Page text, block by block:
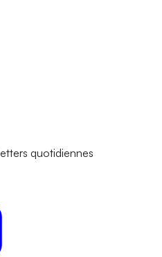
quotidiennes